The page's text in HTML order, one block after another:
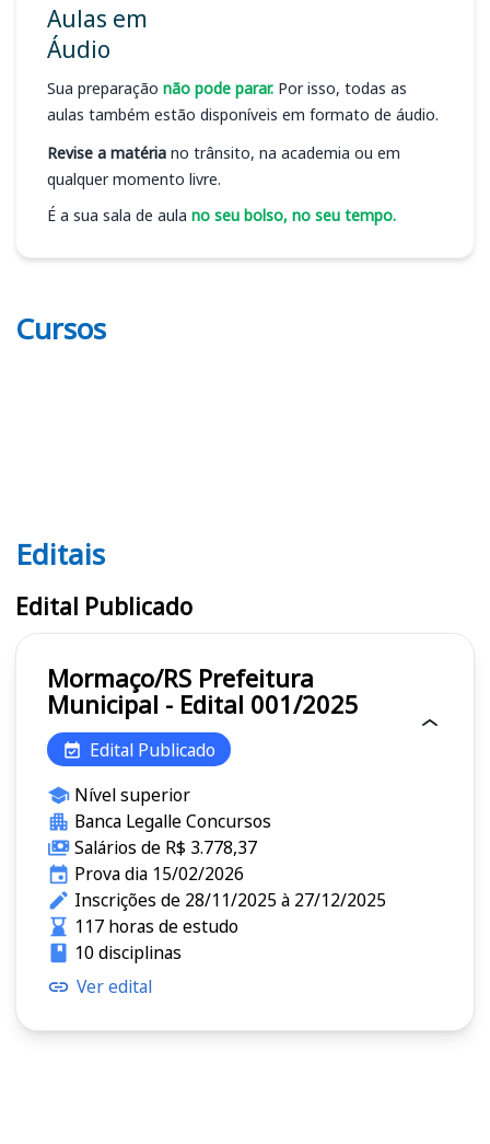
Aulas em
Áudio
Sua preparação não pode parar. Por isso, todas as
aulas também estão disponíveis em formato de áudio.
Revise a matéria no trânsito, na academia ou em
qualquer momento livre.
É a sua sala de aula no seu bolso, no seu tempo.
Cursos
Editais
Editais
Edital Publicado
Mormaço/RS Prefeitura
Municipal - Edital 001/2025
Edital Publicado
Nível superior
Banca Legalle Concursos
Salários de R$ 3.778,37
Prova dia 15/02/2026
Inscrições de 28/11/2025 à 27/12/2025
117 horas de estudo
10 disciplinas
Ver edital